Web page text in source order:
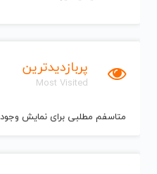
پربازدیدترین
Most Visited
متاسفم مطلبی برای نمایش وجود